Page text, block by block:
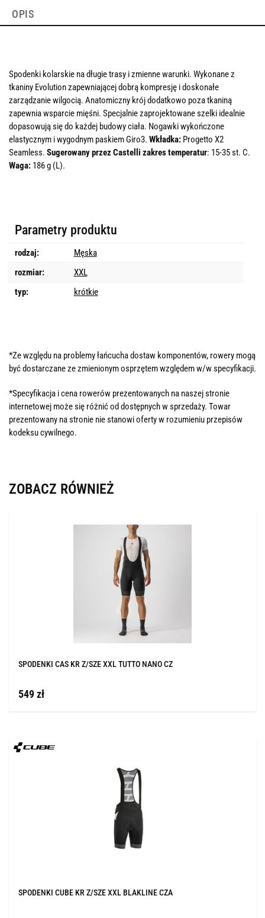
OPIS
Spodenki kolarskie na długie trasy i zmienne warunki. Wykonane z
tkaniny Evolution zapewniającej dobrą kompresję i doskonałe
zarządzanie wilgocią. Anatomiczny krój dodatkowo poza tkaniną
zapewnia wsparcie mięśni. Specjalnie zaprojektowane szelki idealnie
dopasowują się do każdej budowy ciała. Nogawki wykończone
elastycznym i wygodnym paskiem Giro3. Wkładka: Progetto X2
Seamless. Sugerowany przez Castelli zakres temperatur: 15-35 st. C.
Waga: 186 g (L).
Parametry produktu
rodzaj:
Męska
rozmiar:
XXL
typ:
krótkie
*Ze względu na problemy łańcucha dostaw komponentów, rowery mogą
być dostarczane ze zmienionym osprzętem względem w/w specyfikacji.
*Specyfikacja i cena rowerów prezentowanych na naszej stronie
internetowej może się różnić od dostępnych w sprzedaży. Towar
prezentowany na stronie nie stanowi oferty w rozumieniu przepisów
kodeksu cywilnego.
ZOBACZ RÓWNIEŻ
SPODENKI CAS KR Z/SZE XXL TUTTO NANO CZ
549 zł
SPODENKI CUBE KR Z/SZE XXL BLAKLINE CZA